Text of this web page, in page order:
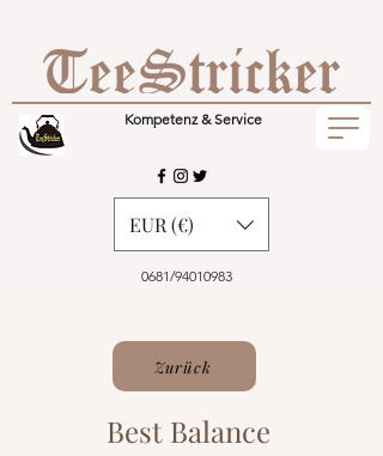
Kompetenz & Service
0681/94010983
EUR (€)
Zurück
Best Balance